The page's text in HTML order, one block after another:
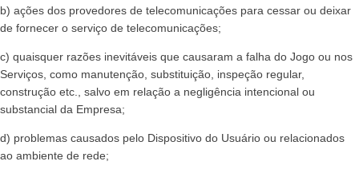
b) ações dos provedores de telecomunicações para cessar ou deixar
de fornecer o serviço de telecomunicações;
c) quaisquer razões inevitáveis que causaram a falha do Jogo ou nos
Serviços, como manutenção, substituição, inspeção regular,
construção etc., salvo em relação a negligência intencional ou
substancial da Empresa;
d) problemas causados pelo Dispositivo do Usuário ou relacionados
ao ambiente de rede;